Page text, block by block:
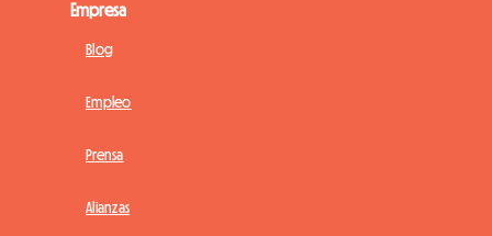
Empresa
Blog
Empleo
Prensa
Alianzas